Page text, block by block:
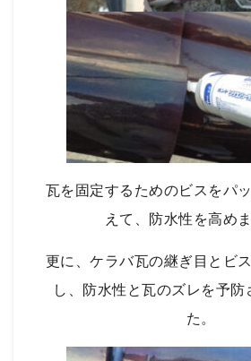
瓦を固定するためのビスをパ
えて、防水性を高めま
更に、ケラバ瓦の継ぎ目とビ
し、防水性と瓦のズレを予防
た。